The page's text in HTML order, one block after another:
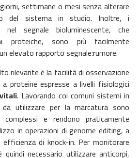
settimane o mesi senza alterare
del sistema in studio. Inoltre, i
nel segnale bioluminescente, che
proteiche, sono più facilmente
elevato rapporto segnale:rumore.
rilevante è la facilità di osservazione
proteine espresse a livelli fisiologici
. Lavorando coi comuni sistemi in
utilizzare per la marcatura sono
e rendono praticamente
in operazioni di genome editing, a
di knock-in. Per monitorare
quindi necessario utilizzare anticorpi,